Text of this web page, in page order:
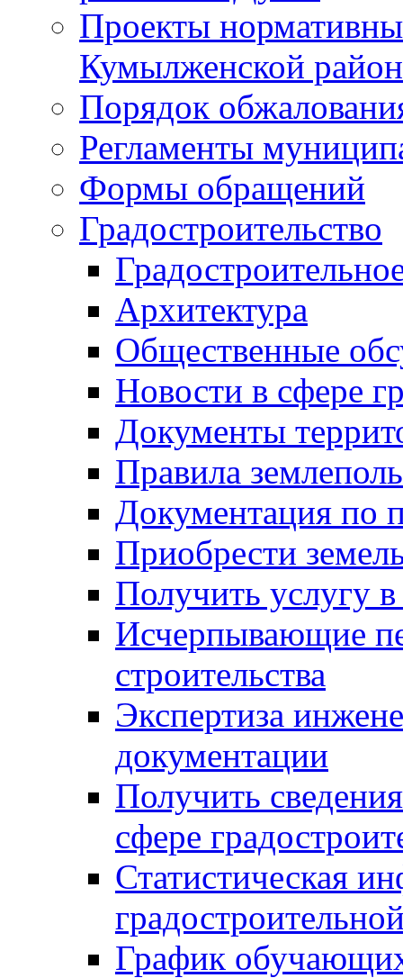
Проекты
Кумылженской
Порядок
Регламенты
Формы обращений
Градостроительство
Архитектура
Общественные
Новости в сфере
Документы
Правила
Документация по
Приобрести
Получить услугу в
Исчерпывающие
строительства
Экспертиза
документации
Получить
сфере
Статистическая
График